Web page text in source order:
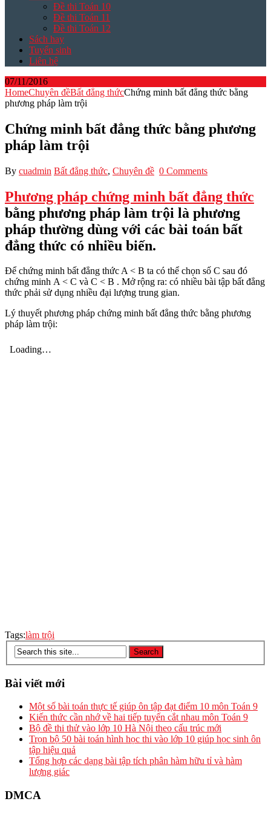
Đề thi Toán 10
Đề thi Toán 11
Đề thi Toán 12
Sách hay
Tuyển sinh
Liên hệ
07/11/2016
HomeChuyên đềBất đẳng thứcChứng minh bất đẳng thức bằng
phương pháp làm trội
Chứng minh bất đẳng thức bằng phương
pháp làm trội
By cuadmin Bất đẳng thức, Chuyên đề 0 Comments
Phương pháp chứng minh bất đẳng thức
bằng phương pháp làm trội là phương
pháp thường dùng với các bài toán bất
đẳng thức có nhiều biến.
Để chứng minh bất đẳng thức A < B ta có thể chọn số C sau đó
chứng minh A < C và C < B . Mở rộng ra: có nhiều bài tập bất đẳng
thức phải sử dụng nhiều đại lượng trung gian.
Lý thuyết phương pháp chứng minh bất đẳng thức bằng phương
pháp làm trội:
Tags:làm trội
Bài viết mới
Một số bài toán thực tế giúp ôn tập đạt điểm 10 môn Toán 9
Kiến thức cần nhớ về hai tiếp tuyến cắt nhau môn Toán 9
Bộ đề thi thử vào lớp 10 Hà Nội theo cấu trúc mới
Trọn bộ 50 bài toán hình học thi vào lớp 10 giúp học sinh ôn
tập hiệu quả
Tổng hợp các dạng bài tập tích phân hàm hữu tỉ và hàm
lượng giác
DMCA